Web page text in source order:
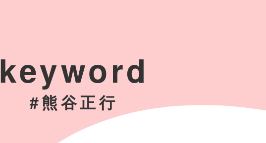
keyword
#熊谷正行